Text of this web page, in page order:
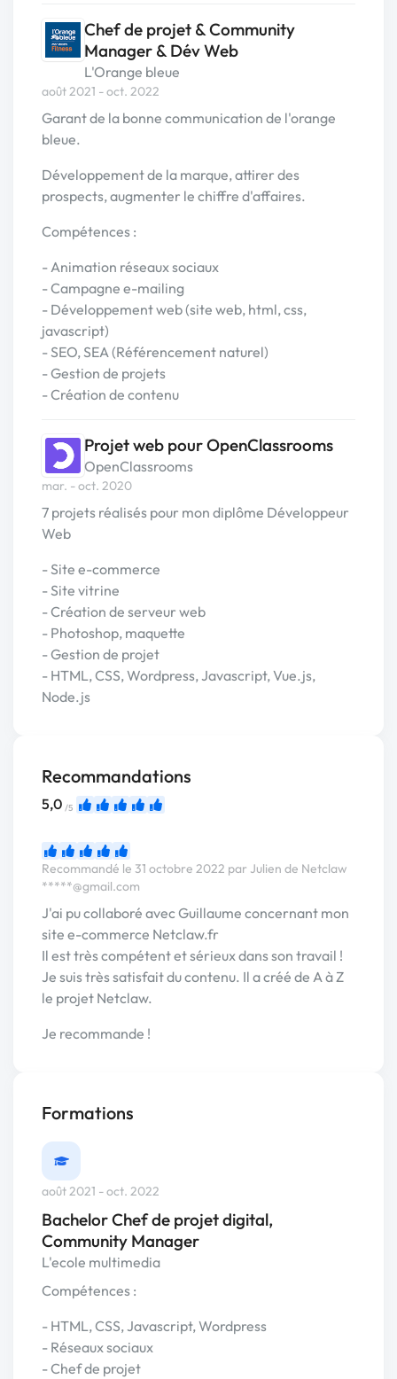
Chef de projet & Community
Manager & Dév Web
L'Orange bleue
août 2021 - oct. 2022
Garant de la bonne communication de l'orange
bleue.
Développement de la marque, attirer des
prospects, augmenter le chiffre d'affaires.
Compétences :
- Animation réseaux sociaux
- Campagne e-mailing
- Développement web (site web, html, css,
javascript)
- SEO, SEA (Référencement naturel)
- Gestion de projets
- Création de contenu
Projet web pour OpenClassrooms
OpenClassrooms
mar. - oct. 2020
7 projets réalisés pour mon diplôme Développeur
Web
- Site e-commerce
- Site vitrine
- Création de serveur web
- Photoshop, maquette
- Gestion de projet
- HTML, CSS, Wordpress, Javascript, Vue.js,
Node.js
Recommandations
5,0 /5
Recommandé le 31 octobre 2022 par Julien de Netclaw
*****@gmail.com
J'ai pu collaboré avec Guillaume concernant mon
site e-commerce Netclaw.fr
Il est très compétent et sérieux dans son travail !
Je suis très satisfait du contenu. Il a créé de A à Z
le projet Netclaw.
Je recommande !
Formations
août 2021 - oct. 2022
Bachelor Chef de projet digital,
Community Manager
L'ecole multimedia
Compétences :
- HTML, CSS, Javascript, Wordpress
- Réseaux sociaux
- Chef de projet